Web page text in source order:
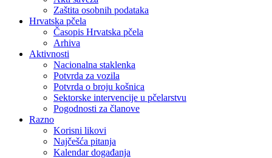
Zaštita osobnih podataka
Hrvatska pčela
Časopis Hrvatska pčela
Arhiva
Aktivnosti
Nacionalna staklenka
Potvrda za vozila
Potvrda o broju košnica
Sektorske intervencije u pčelarstvu
Pogodnosti za članove
Razno
Korisni likovi
Najčešća pitanja
Kalendar događanja